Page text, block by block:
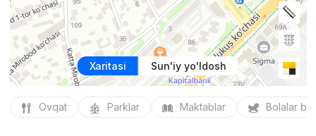
Xaritasi Sun'iy yo'ldosh
Ovqat Parklar Maktablar Bolalar